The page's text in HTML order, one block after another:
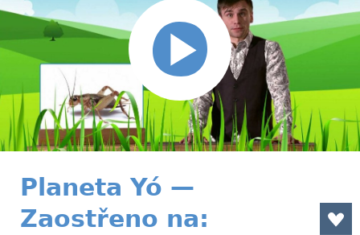
Planeta Yó —
Zaostřeno na: